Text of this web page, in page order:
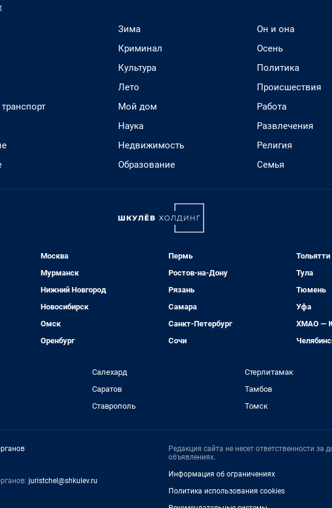
Зима
Криминал
Культура
Лето
Мой дом
Наука
Недвижимость
Образование
Он и она
Осень
Политика
Происшествия
Работа
Развлечения
Религия
Семья
Москва
Мурманск
Нижний Новгород
Новосибирск
Омск
Оренбург
Пермь
Ростов-на-Дону
Рязань
Самара
Санкт-Петербург
Сочи
Тольятти
Тула
Тюмень
Уфа
ХМАО —
Салехард
Саратов
Ставрополь
Стерлитамак
Тамбов
Томск
juristchel@shkulev.ru
Редакция сайта не несет ответственности
объявлениях.
Информация об ограничениях
Политика использования cookies